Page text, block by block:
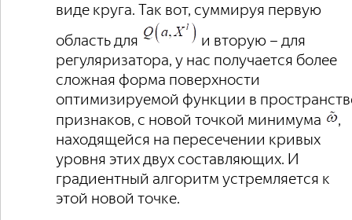
виде круга. Так вот, суммируя первую
область для
и вторую – для
регуляризатора, у нас получается более
сложная форма поверхности
оптимизируемой функции в
признаков, с новой точкой минимума
,
находящейся на пересечении кривых
уровня этих двух составляющих. И
градиентный алгоритм устремляется к
этой новой точке.